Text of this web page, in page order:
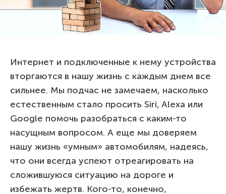
Интернет и подключенные к нему устройства
вторгаются в нашу жизнь с каждым днем все
сильнее. Мы подчас не замечаем, насколько
естественным стало просить Siri, Alexa или
Google помочь разобраться с каким-то
насущным вопросом. А еще мы доверяем
нашу жизнь «умным» автомобилям, надеясь,
что они всегда успеют отреагировать на
сложившуюся ситуацию на дороге и
избежать жертв. Кого-то, конечно,